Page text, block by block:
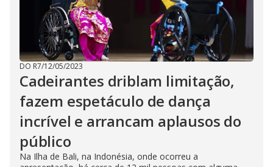
DO R7/12/05/2023
Cadeirantes driblam limitação,
fazem espetáculo de dança
incrível e arrancam aplausos do
público
Na Ilha de Bali, na Indonésia, onde ocorreu a